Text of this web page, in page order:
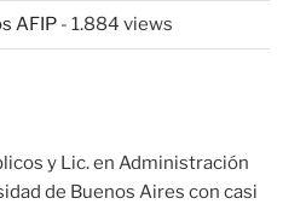
AFIP - 1.884 views
y Lic. en Administración
de Buenos Aires con casi